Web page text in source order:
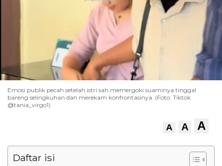
Emosi publik pecah setelah istri sah memergoki suaminya tinggal
bareng selingkuhan dan merekam konfrontasinya. (Foto: Tiktok
@tania_virgo1)
A A A
Daftar isi